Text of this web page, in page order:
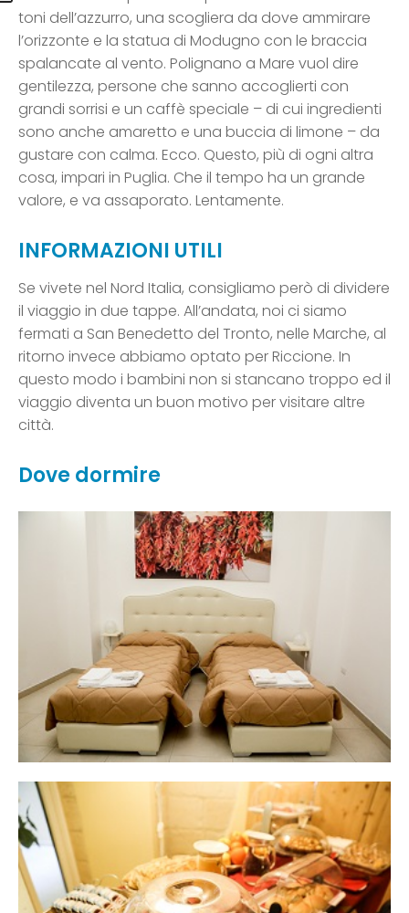
toni dell’azzurro, una scogliera da dove ammirare
l’orizzonte e la statua di Modugno con le braccia
spalancate al vento. Polignano a Mare vuol dire
gentilezza, persone che sanno accoglierti con
grandi sorrisi e un caffè speciale – di cui ingredienti
sono anche amaretto e una buccia di limone – da
gustare con calma. Ecco. Questo, più di ogni altra
cosa, impari in Puglia. Che il tempo ha un grande
valore, e va assaporato. Lentamente.
INFORMAZIONI UTILI
Se vivete nel Nord Italia, consigliamo però di dividere
il viaggio in due tappe. All’andata, noi ci siamo
fermati a San Benedetto del Tronto, nelle Marche, al
ritorno invece abbiamo optato per Riccione. In
questo modo i bambini non si stancano troppo ed il
viaggio diventa un buon motivo per visitare altre
città.
Dove dormire